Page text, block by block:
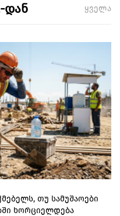
დან ყველა
თუ სამუშაოები
ხორციელდება